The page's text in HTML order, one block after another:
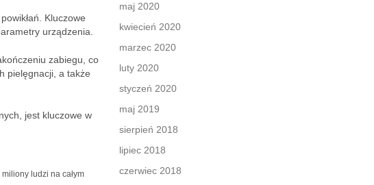
Kluczowe
urządzenia.
zabiegu, co
pielęgnacji, a także
jest kluczowe w
ludzi na całym
maj 2020
kwiecień 2020
marzec 2020
luty 2020
styczeń 2020
maj 2019
sierpień 2018
lipiec 2018
czerwiec 2018